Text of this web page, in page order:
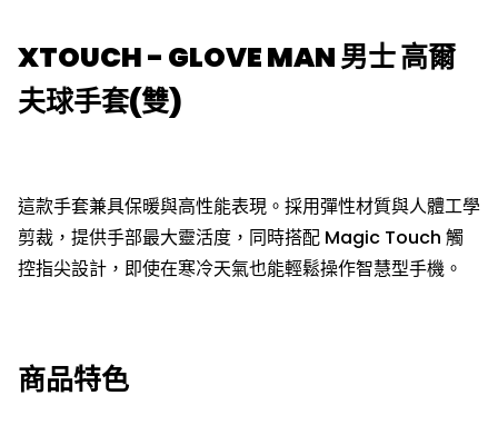
XTOUCH - GLOVE MAN 男士 高爾
夫球手套(雙)
這款手套兼具保暖與高性能表現。採用彈性材質與人體工學
剪裁，提供手部最大靈活度，同時搭配 Magic Touch 觸
控指尖設計，即使在寒冷天氣也能輕鬆操作智慧型手機。
商品特色